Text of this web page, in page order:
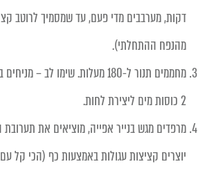
מהנפח ההתחלתי).
מחממים תנור ל-180 מעלות. שימו
2 כוסות מים ליצירת לחות.
מרפדים מגש בנייר אפייה, מוציאים את
יוצרים קציצות עגולות באמצעות כף (הכי קל